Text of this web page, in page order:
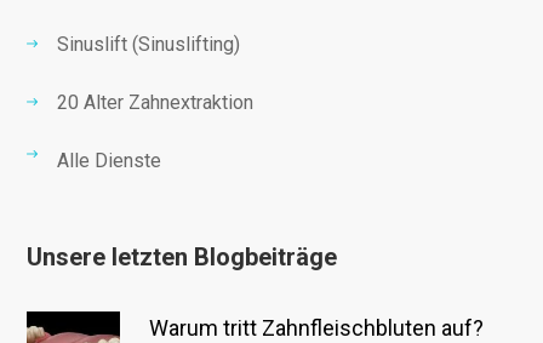
Sinuslift (Sinuslifting)
20 Alter Zahnextraktion
Alle Dienste
Unsere letzten Blogbeiträge
Warum tritt Zahnfleischbluten auf?